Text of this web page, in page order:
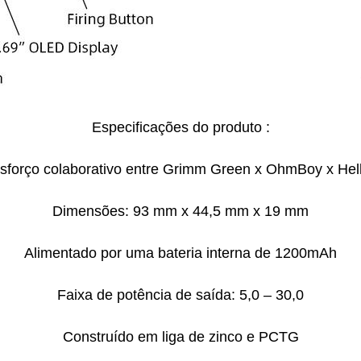
Especificações do produto :
colaborativo entre Grimm Green x OhmBoy x
Dimensões: 93 mm x 44,5 mm x 19 mm
Alimentado por uma bateria interna de 1200mAh
Faixa de potência de saída: 5,0 – 30,0
Construído em liga de zinco e PCTG